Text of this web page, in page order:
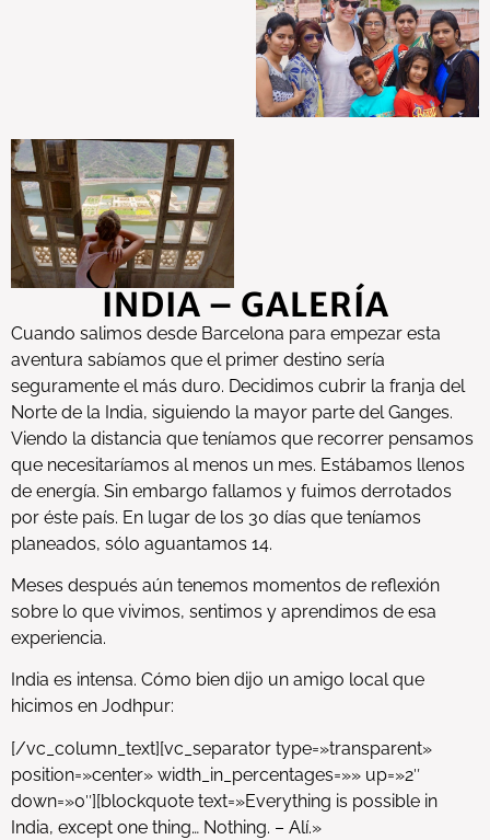
INDIA – GALERÍA
Cuando salimos desde Barcelona para empezar esta
aventura sabíamos que el primer destino sería
seguramente el más duro. Decidimos cubrir la franja del
Norte de la India, siguiendo la mayor parte del Ganges.
Viendo la distancia que teníamos que recorrer pensamos
que necesitaríamos al menos un mes. Estábamos llenos
de energía. Sin embargo fallamos y fuimos derrotados
por éste país. En lugar de los 30 días que teníamos
planeados, sólo aguantamos 14.
Meses después aún tenemos momentos de reflexión
sobre lo que vivimos, sentimos y aprendimos de esa
experiencia.
India es intensa. Cómo bien dijo un amigo local que
hicimos en Jodhpur:
[/vc_column_text][vc_separator type=»transparent»
position=»center» width_in_percentages=»» up=»2″
down=»0″][blockquote text=»Everything is possible in
India, except one thing… Nothing. – Alí.»